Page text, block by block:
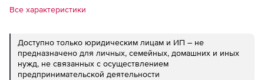
Все характеристики
Доступно только юридическим лицам и ИП – не
предназначено для личных, семейных, домашних и иных
нужд, не связанных с осуществлением
предпринимательской деятельности